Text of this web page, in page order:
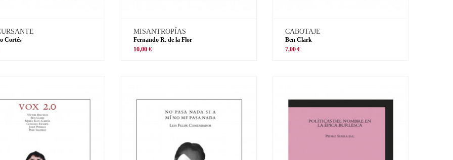
Cortés
MISANTROPÍAS
Fernando R. de la Flor
10,00 €
CABOTAJE
Ben Clark
7,00 €